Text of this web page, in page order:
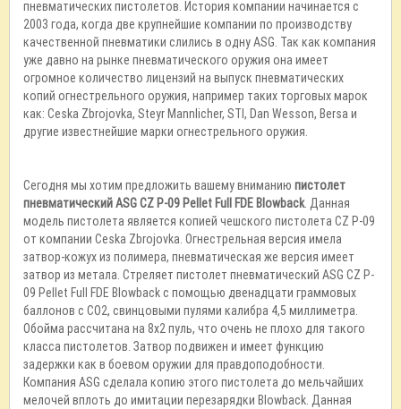
пневматических пистолетов. История компании начинается с
2003 года, когда две крупнейшие компании по производству
качественной пневматики слились в одну ASG. Так как компания
уже давно на рынке пневматического оружия она имеет
огромное количество лицензий на выпуск пневматических
копий огнестрельного оружия, например таких торговых марок
как: Ceska Zbrojovka, Steyr Mannlicher, STI, Dan Wesson, Bersa и
другие известнейшие марки огнестрельного оружия.
Сегодня мы хотим предложить вашему вниманию пистолет
пневматический ASG CZ P-09 Pellet Full FDE Blowback. Данная
модель пистолета является копией чешского пистолета CZ P-09
от компании Ceska Zbrojovka. Огнестрельная версия имела
затвор-кожух из полимера, пневматическая же версия имеет
затвор из метала. Стреляет пистолет пневматический ASG CZ P-
09 Pellet Full FDE Blowback с помощью двенадцати граммовых
баллонов с CO2, свинцовыми пулями калибра 4,5 миллиметра.
Обойма рассчитана на 8х2 пуль, что очень не плохо для такого
класса пистолетов. Затвор подвижен и имеет функцию
задержки как в боевом оружии для правдоподобности.
Компания ASG сделала копию этого пистолета до мельчайших
мелочей вплоть до имитации перезарядки Blowback. Данная